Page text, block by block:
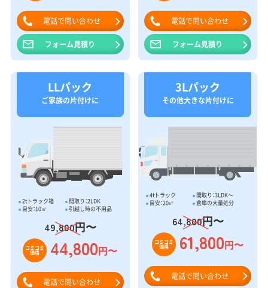
電話で問い合わせ
フォーム見積り
電話で問い合わせ
フォーム見積り
LLパック
ご家族の片付けに
2tトラック箱
間取り：2LDK
目安：10㎥
引越し時の不用品
49,800円〜
コミコミ
価格 44,800円〜
電話で問い合わせ
3Lパック
その他大きな片付けに
4tトラック
間取り：3LDK〜
目安：20㎥
倉庫の大量処分
64,800円〜
コミコミ
価格 61,800円〜
電話で問い合わせ